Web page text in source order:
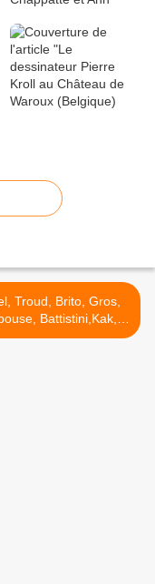
Troud, Brito, Gros,
Battistini,Kak,
Chaunu, Lasserpe,